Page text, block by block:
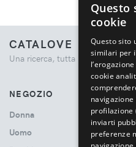
CATALOVE
Una ricerca, tutta la moda.
NEGOZIO
Donna
Uomo
Questo
cookie
Questo sito
similari per
cookie
navigazione
profilazione
inviarti
preferenze